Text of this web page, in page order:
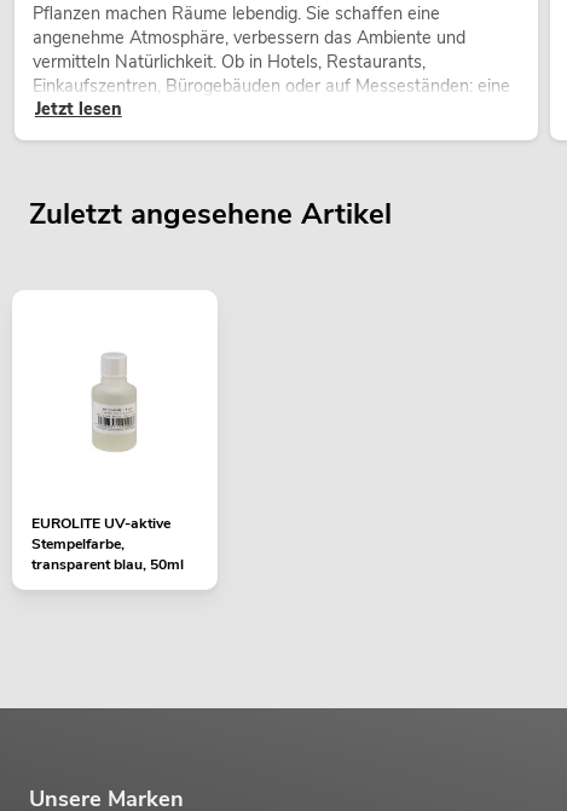
Pflanzen machen Räume lebendig. Sie schaffen eine
angenehme Atmosphäre, verbessern das Ambiente und
vermitteln Natürlichkeit. Ob in Hotels, Restaurants,
Einkaufszentren, Bürogebäuden oder auf Messeständen: eine
hochwertige Begrünung gehört heute längst zum modernen
Raumkonzept.
Jetzt lesen
Zuletzt angesehene Artikel
EUROLITE UV-aktive
Stempelfarbe,
transparent blau, 50ml
Unsere Marken